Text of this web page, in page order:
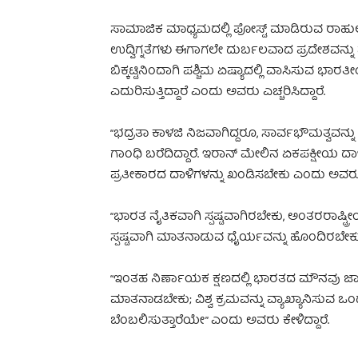
ಸಾಮಾಜಿಕ ಮಾಧ್ಯಮದಲ್ಲಿ ಪೋಸ್ಟ್ ಮಾಡಿರುವ
ಉದ್ವಿಗ್ನತೆಗಳು ಈಗಾಗಲೇ ದುರ್ಬಲವಾದ ಪ್ರದೇಶವನ್ನು
ಬಿಕ್ಕಟ್ಟಿನಿಂದಾಗಿ ಪಶ್ಚಿಮ ಏಷ್ಯಾದಲ್ಲಿ ವಾಸಿಸುವ
ಎದುರಿಸುತ್ತಿದ್ದಾರೆ ಎಂದು ಅವರು ಎಚ್ಚರಿಸಿದ್ದಾರೆ.
“ಭದ್ರತಾ ಕಾಳಜಿ ನಿಜವಾಗಿದ್ದರೂ, ಸಾರ್ವಭೌಮತ್ವವನ್ನು
ಗಾಂಧಿ ಬರೆದಿದ್ದಾರೆ. ಇರಾನ್ ಮೇಲಿನ ಏಕಪಕ್ಷೀಯ
ಪ್ರತೀಕಾರದ ದಾಳಿಗಳನ್ನು ಖಂಡಿಸಬೇಕು ಎಂದು
“ಭಾರತ ನೈತಿಕವಾಗಿ ಸ್ಪಷ್ಟವಾಗಿರಬೇಕು,
ಸ್ಪಷ್ಟವಾಗಿ ಮಾತನಾಡುವ ಧೈರ್ಯವನ್ನು
“ಇಂತಹ ನಿರ್ಣಾಯಕ ಕ್ಷಣದಲ್ಲಿ ಭಾರತದ ಮೌನವು
ಮಾತನಾಡಬೇಕು; ವಿಶ್ವ ಕ್ರಮವನ್ನು ವ್ಯಾಖ್ಯಾನಿಸುವ
ಬೆಂಬಲಿಸುತ್ತಾರೆಯೇ” ಎಂದು ಅವರು ಕೇಳಿದ್ದಾರೆ.